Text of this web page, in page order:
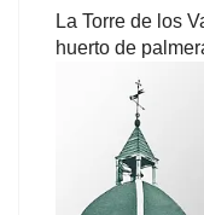
La Torre de los
huerto de